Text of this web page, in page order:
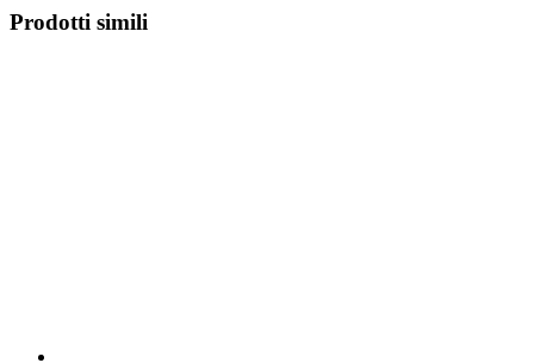
Prodotti simili